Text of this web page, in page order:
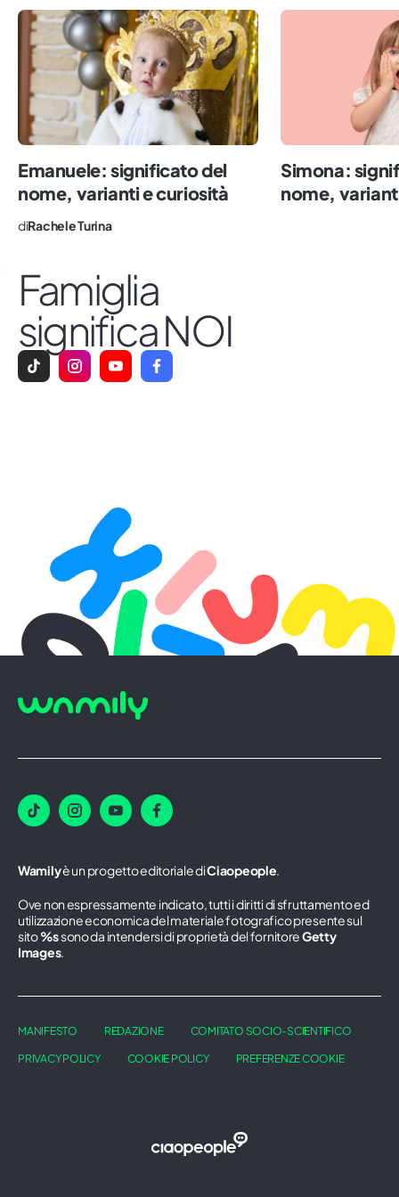
abbondanti carbonare). Il lavoro mi ha
riportato nella Terra della Polenta, dove
ho lavorato nella cronaca e nella
comunicazione politica. Dall’alto del mio
metro e 60, oggi scrivo di famiglie, con
l’obiettivo di fotografare la realtà,
sdoganare i tabù e rendere comodo quel
che è ancora scomodo. Impazzisco per il
sushi, il numero sette e le persone vere.
Emanuele: significato del
nome, varianti e curiosità
diRachele Turina
Simona:
nome,
Famiglia
significa NOI
Wamilyè un progetto editoriale diCiaopeople.
Ove non espressamente indicato, tutti i diritti di sfruttamento ed
utilizzazione economica del materiale fotografico presente sul
sito%ssono da intendersi di proprietà del fornitoreGetty
Images.
MANIFESTO REDAZIONE COMITATO SOCIO-SCIENTIFICO
PRIVACY POLICY COOKIE POLICY PREFERENZE COOKIE